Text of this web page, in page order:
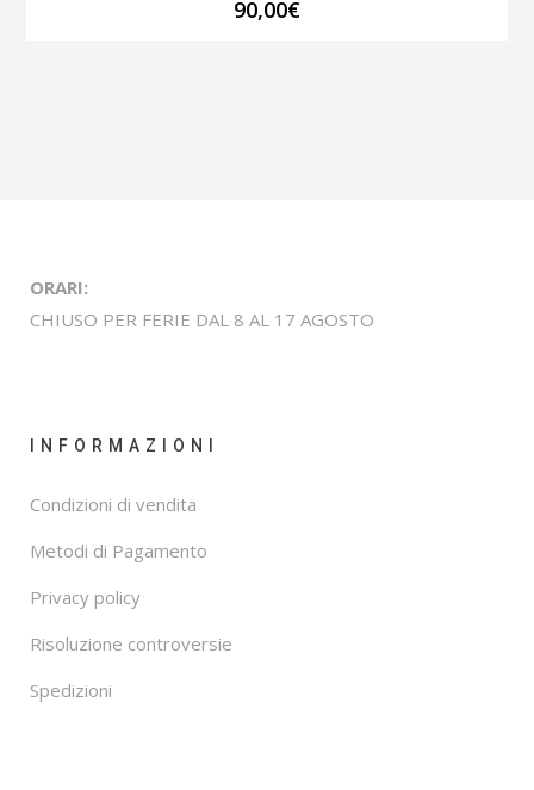
90,00€
ORARI:
CHIUSO PER FERIE DAL 8 AL 17 AGOSTO
INFORMAZIONI
Condizioni di vendita
Metodi di Pagamento
Privacy policy
Risoluzione controversie
Spedizioni